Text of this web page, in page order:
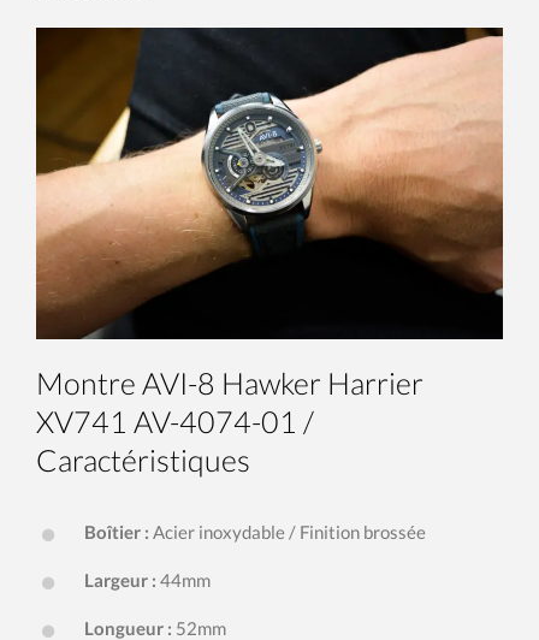
Montre AVI-8 Hawker Harrier
XV741 AV-4074-01 /
Caractéristiques
Boîtier : Acier inoxydable / Finition brossée
Largeur : 44mm
Longueur : 52mm